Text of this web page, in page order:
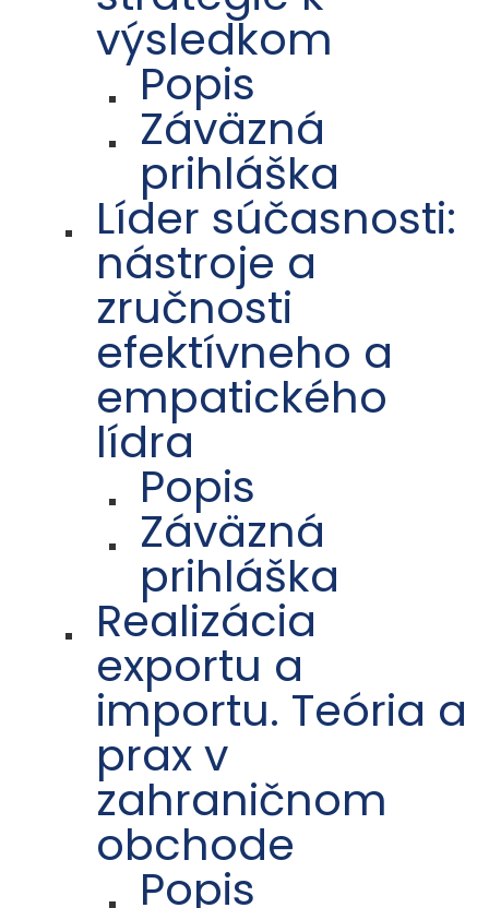
výsledkom
Popis
Záväzná
prihláška
Líder súčasnosti:
nástroje a
zručnosti
efektívneho a
empatického
lídra
Popis
Záväzná
prihláška
Realizácia
exportu a
importu. Teória a
prax v
zahraničnom
obchode
Popis